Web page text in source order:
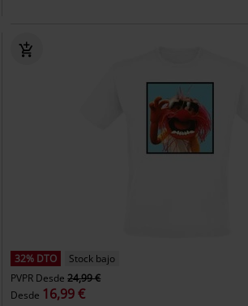
32% DTO
Stock bajo
PVPR Desde24,99 €
Desde 16,99 €